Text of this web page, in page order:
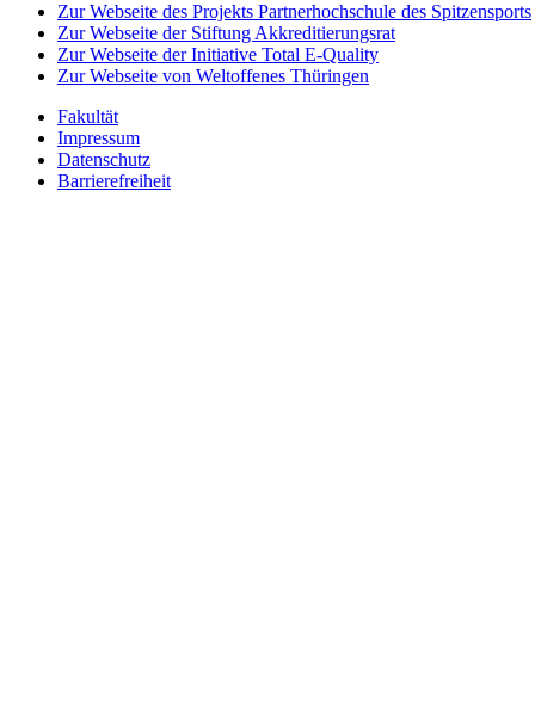
Zur Webseite des Projekts Partnerhochschule des Spitzensports
Zur Webseite der Stiftung Akkreditierungsrat
Zur Webseite der Initiative Total E-Quality
Zur Webseite von Weltoffenes Thüringen
Fakultät
Impressum
Datenschutz
Barrierefreiheit